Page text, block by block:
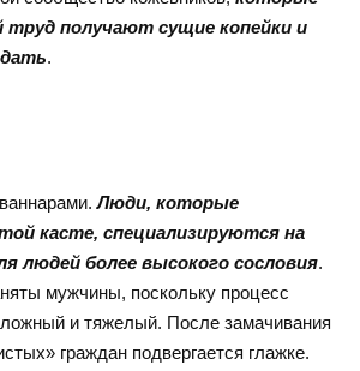
труд получают сущие копейки и
.
Люди, которые
касте, специализируются на
людей более высокого сословия.
мужчины, поскольку процесс
и тяжелый. После замачивания
граждан подвергается глажке.